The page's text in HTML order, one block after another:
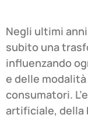
Negli ultimi
subito una
influenzando
e delle
consumatori.
artificiale, della